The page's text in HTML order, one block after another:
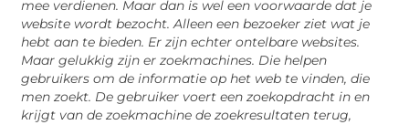
mee verdienen. Maar dan is wel een voorwaarde dat je
website wordt bezocht. Alleen een bezoeker ziet wat je
hebt aan te bieden. Er zijn echter ontelbare websites.
Maar gelukkig zijn er zoekmachines. Die helpen
gebruikers om de informatie op het web te vinden, die
men zoekt. De gebruiker voert een zoekopdracht in en
krijgt van de zoekmachine de zoekresultaten terug,